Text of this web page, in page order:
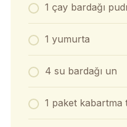
1 çay bardağı
1 yumurta
4 su bardağı un
1 paket kabartma